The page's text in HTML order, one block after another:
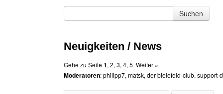
Suche im Forum
Suchen
Neuigkeiten / News
Gehe zu Seite1, 2, 3, 4, 5 Weiter »
Moderatoren:philipp7, matsk, der-bielefeld-club, support-